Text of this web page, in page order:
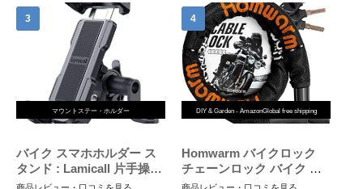
マウントステー・ホルダー
バイク スマホホルダー ス
タンド : Lamicall 片手操作
オートバイ ワンタッチ ス
DIY & Garden - AmazonGlobal free shipping
Homwarm バイクロック
チェーンロック バイク 自
転車 ワイヤーロック φ(直